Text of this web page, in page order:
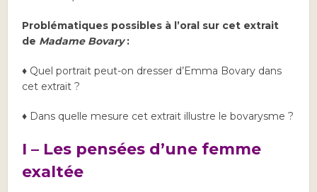
Problématiques possibles à l’oral sur cet extrait
de Madame Bovary:
♦ Quel portrait peut-on dresser d’Emma Bovary dans
cet extrait ?
♦ Dans quelle mesure cet extrait illustre le bovarysme ?
I – Les pensées d’une femme
exaltée